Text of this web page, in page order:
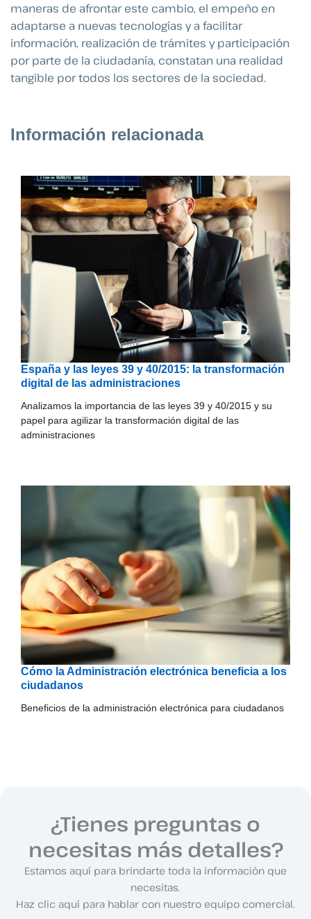
maneras de afrontar este cambio, el empeño en
adaptarse a nuevas tecnologías y a facilitar
información, realización de trámites y participación
por parte de la ciudadanía, constatan una realidad
tangible por todos los sectores de la sociedad.
Información relacionada
España y las leyes 39 y 40/2015: la transformación
digital de las administraciones
Analizamos la importancia de las leyes 39 y 40/2015 y su
papel para agilizar la transformación digital de las
administraciones
Cómo la Administración electrónica beneficia a los
ciudadanos
Beneficios de la administración electrónica para ciudadanos
¿Tienes preguntas o
necesitas más detalles?
Estamos aquí para brindarte toda la información que
necesitas.
Haz clic aquí para hablar con nuestro equipo comercial.